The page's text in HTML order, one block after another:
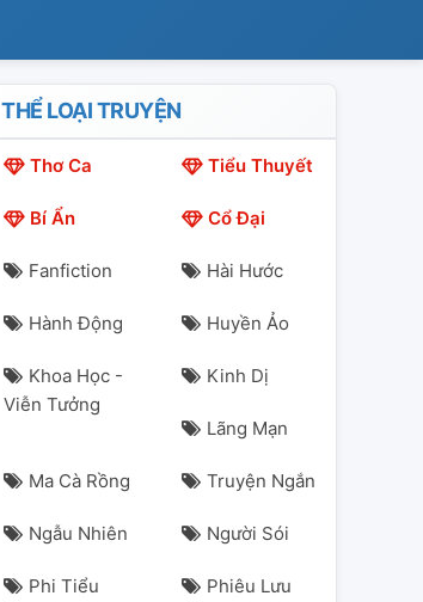
THỂ LOẠI TRUYỆN
Thơ Ca Tiểu Thuyết
Bí Ẩn Cổ Đại
Fanfiction Hài Hước
Hành Động Huyền Ảo
Khoa Học -
Viễn Tưởng
Kinh Dị
Lãng Mạn
Ma Cà Rồng Truyện Ngắn
Ngẫu Nhiên Người Sói
Phi Tiểu
Phiêu Lưu